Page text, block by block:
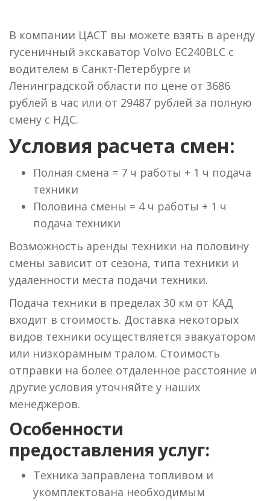
В компании ЦАСТ вы можете взять в аренду
гусеничный экскаватор Volvo EC240BLC с
водителем в Санкт-Петербурге и
Ленинградской области по цене от 3686
рублей в час или от 29487 рублей за полную
смену с НДС.
Условия расчета смен:
Полная смена = 7 ч работы + 1 ч подача
техники
Половина смены = 4 ч работы + 1 ч
подача техники
Возможность аренды техники на половину
смены зависит от сезона, типа техники и
удаленности места подачи техники.
Подача техники в пределах 30 км от КАД
входит в стоимость. Доставка некоторых
видов техники осуществляется эвакуатором
или низкорамным тралом. Стоимость
отправки на более отдаленное расстояние и
другие условия уточняйте у наших
менеджеров.
Особенности
предоставления услуг:
Техника заправлена топливом и
укомплектована необходимым